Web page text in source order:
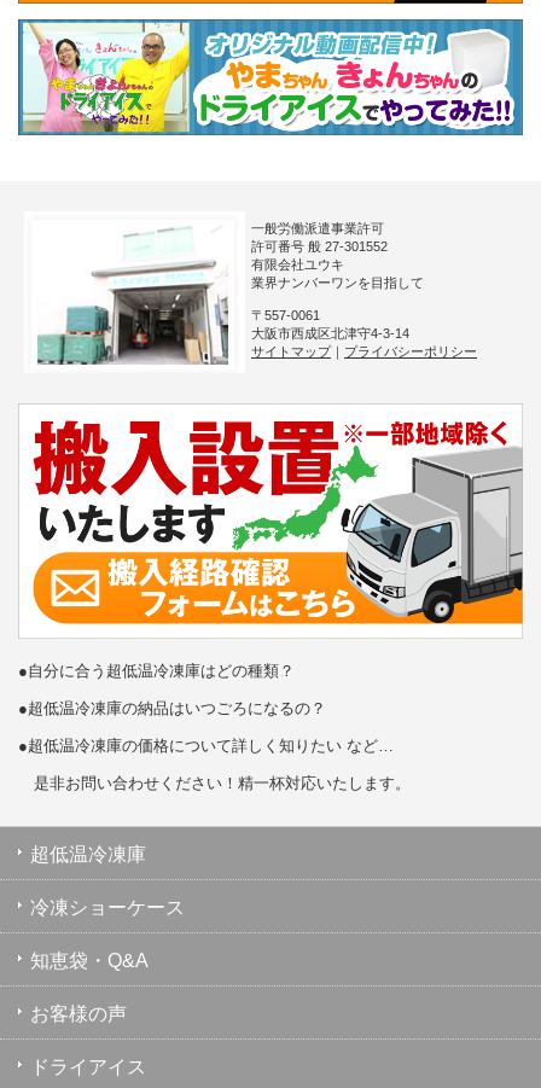
一般労働派遣事業許可
許可番号 般 27-301552
有限会社ユウキ
業界ナンバーワンを目指して
〒557-0061
大阪市西成区北津守4-3-14
サイトマップ
プライバシーポリシー
●自分に合う超低温冷凍庫はどの種類？
●超低温冷凍庫の納品はいつごろになるの？
●超低温冷凍庫の価格について詳しく知りたい など…
是非お問い合わせください！精一杯対応いたします。
超低温冷凍庫
冷凍ショーケース
知恵袋・Q&A
お客様の声
ドライアイス